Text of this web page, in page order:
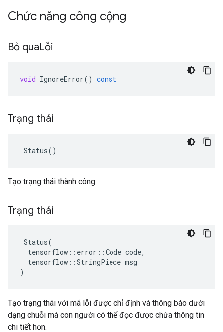
Chức năng công cộng
Bỏ quaLỗi
void IgnoreError() const
Trạng thái
Status()
Tạo trạng thái thành công.
Trạng thái
Status(
  tensorflow::error::Code code,
  tensorflow::StringPiece msg
)
Tạo trạng thái với mã lỗi được chỉ định và thông báo dưới
dạng chuỗi mà con người có thể đọc được chứa thông tin
chi tiết hơn.